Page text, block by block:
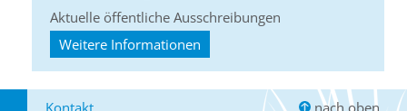
Aktuelle öffentliche Ausschreibungen
Weitere Informationen
Kontakt nach oben